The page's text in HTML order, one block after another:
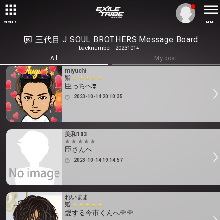
MEMBER MENU
三代目 J SOUL BROTHERS Message Board
backnumber - 20231014 -
All
My post
miyuchi
臣っちへ❣️
2023-10-14 20:10:35
美和103
臣さんへ
2023-10-14 19:14:57
れいまま
愛する今市くんへ🌹🌹